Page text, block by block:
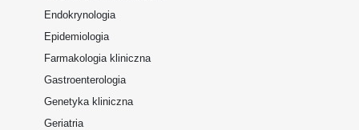
Endokrynologia
Epidemiologia
Farmakologia kliniczna
Gastroenterologia
Genetyka kliniczna
Geriatria